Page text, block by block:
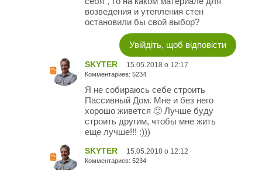
возведения и утепления стен
остановили бы свой выбор?
Увійдіть, щоб відповісти
SKYTER 15.05.2018 о 12:17
Комментариев: 5234
Я не собираюсь себе строить
Пассивный Дом. Мне и без него
хорошо живется 🙂 Лучше буду
строить другим, чтобы мне жить
еще лучше!!! :)))
SKYTER 15.05.2018 о 12:12
Комментариев: 5234